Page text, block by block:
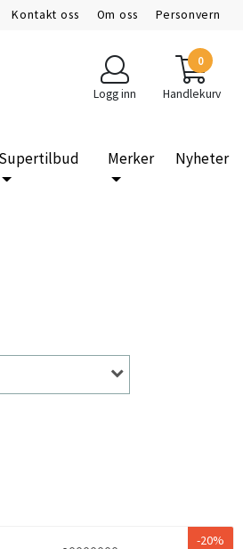
Kontakt oss Om oss Personvern
Logg inn
0
Handlekurv
Supertilbud Merker Nyheter
-20%